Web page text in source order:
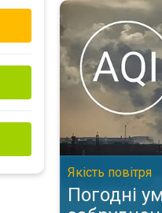
Погодні умови та
Якість повітря
Погодні